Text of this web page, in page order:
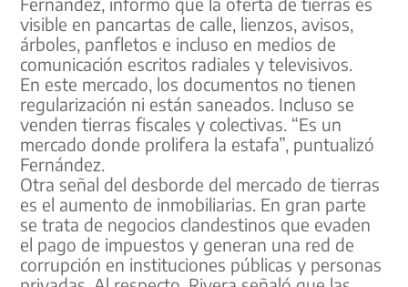
visible en pancartas de calle, lienzos, avisos,
árboles, panfletos e incluso en medios de
comunicación escritos radiales y televisivos.
En este mercado, los documentos no tienen
regularización ni están saneados. Incluso se
venden tierras fiscales y colectivas. “Es un
mercado donde prolifera la estafa”, puntualizó
Fernández.
Otra señal del desborde del mercado de tierras
es el aumento de inmobiliarias. En gran parte
se trata de negocios clandestinos que evaden
el pago de impuestos y generan una red de
corrupción en instituciones públicas y personas